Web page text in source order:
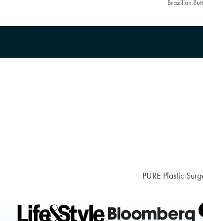
natural body shape and
reshape, increase volume and
create a fuller figured bottom.
Brazilian
PURE Plastic